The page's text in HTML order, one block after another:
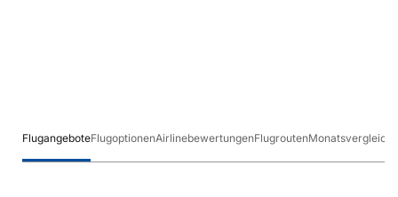
FlugangeboteFlugoptionenAirlinebewertungenFlugroutenMonatsvergleich